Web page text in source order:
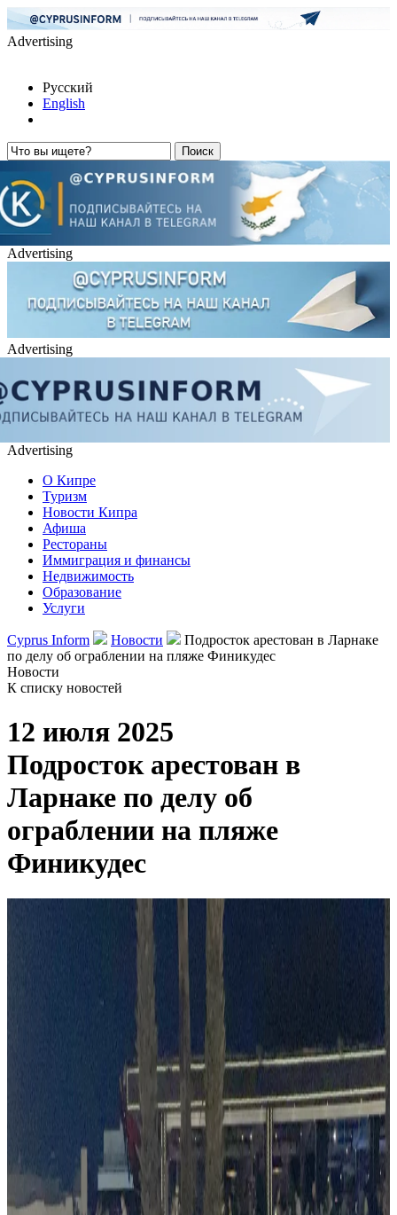
Advertising
Русский
English
Advertising
Advertising
Advertising
О Кипре
Туризм
Новости Кипра
Афиша
Рестораны
Иммиграция и финансы
Недвижимость
Образование
Услуги
Cyprus Inform Новости
Подросток арестован в Ларнаке
по делу об ограблении на пляже Финикудес
Новости
К списку новостей
12 июля 2025
Подросток арестован в
Ларнаке по делу об
ограблении на пляже
Финикудес